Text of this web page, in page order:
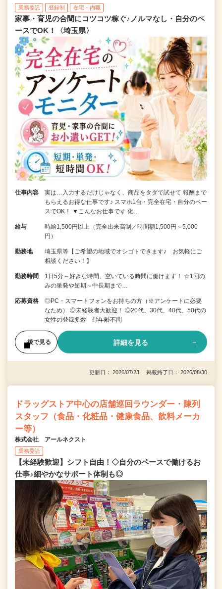
業務委託 登録制 在宅・内職
家事・育児の合間にコツコツ稼ぐ♪ノルマなし・自分のペ
ースでOK！〈埼玉県〉
仕事内容
実は…入力するだけじゃなく、商品をタダで試せて 報酬まで
もらえるお得な仕事です♪ スマホ1台・完全在宅・自分のペー
スでOK！ ▼こんなお仕事です 化…
給与
時給1,500円以上（完全出来高制／時間額1,500円～5,000
円）
勤務地
埼玉県等【ご希望の地域でオシゴトできます♪ お気軽にご
相談ください！】
勤務時間
1日5分～好きな時間、空いている時間に働けます！ ☆1回の
みの単発や短期～中長期まで…
応募資格
◎PC・スマートフォンをお持ちの方（※アンケートに必要
なため） ◎未経験者大歓迎！ ◎20代、30代、40代、50代の
女性の登録多数 ◎年齢不問
後で見る 詳細を見る
更新日： 2026/07/23 掲載終了日： 2026/08/30
ドラッグストア中心の店舗巡回ラウンダー・陳列
スタッフ（食品・化粧品・健康食品、飲料メーカ
ー等）
株式会社 アールネクスト
業務委託
【未経験歓迎】シフト自由！◇自分のペースで働けるお
仕事♪細やかなサポート体制も◎